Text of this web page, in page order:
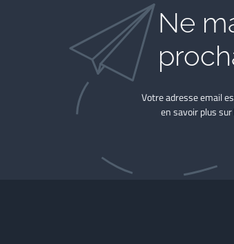
Ne
Votre adresse email
en savoir plus